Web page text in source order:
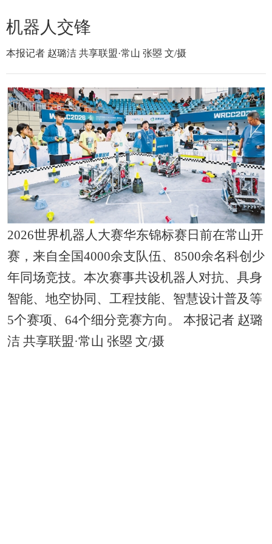
机器人交锋
本报记者 赵璐洁 共享联盟·常山 张曌 文/摄
2026世界机器人大赛华东锦标赛日前在常山开
赛，来自全国4000余支队伍、8500余名科创少
年同场竞技。本次赛事共设机器人对抗、具身
智能、地空协同、工程技能、智慧设计普及等
5个赛项、64个细分竞赛方向。 本报记者 赵璐
洁 共享联盟·常山 张曌 文/摄